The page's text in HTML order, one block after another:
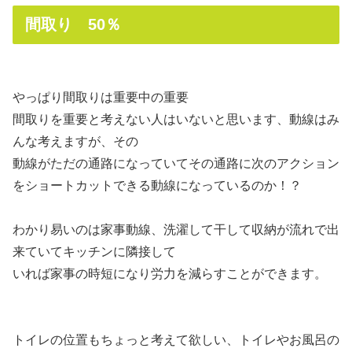
間取り 50％
やっぱり間取りは重要中の重要
間取りを重要と考えない人はいないと思います、動線はみ
んな考えますが、その
動線がただの通路になっていてその通路に次のアクション
をショートカットできる動線になっているのか！？
わかり易いのは家事動線、洗濯して干して収納が流れで出
来ていてキッチンに隣接して
いれば家事の時短になり労力を減らすことができます。
トイレの位置もちょっと考えて欲しい、トイレやお風呂の